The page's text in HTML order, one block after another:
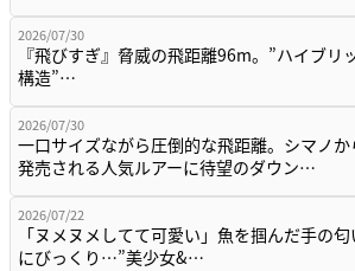
2026/07/30
『飛びすぎ』脅威の飛距離96m。”ハイブリ
構造”…
2026/07/30
一口サイズながら圧倒的な飛距離。シマノか
発売される人気ルアーに待望のダウン…
2026/07/22
「ヌメヌメしてて可愛い」魚を掴んだ手の匂
にびっくり…”美少女&…